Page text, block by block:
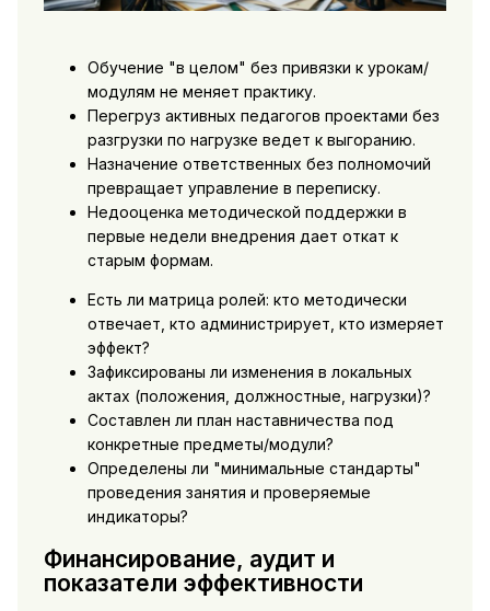
Обучение "в целом" без привязки к урокам/
модулям не меняет практику.
Перегруз активных педагогов проектами без
разгрузки по нагрузке ведет к выгоранию.
Назначение ответственных без полномочий
превращает управление в переписку.
Недооценка методической поддержки в
первые недели внедрения дает откат к
старым формам.
Есть ли матрица ролей: кто методически
отвечает, кто администрирует, кто измеряет
эффект?
Зафиксированы ли изменения в локальных
актах (положения, должностные, нагрузки)?
Составлен ли план наставничества под
конкретные предметы/модули?
Определены ли "минимальные стандарты"
проведения занятия и проверяемые
индикаторы?
Финансирование, аудит и
показатели эффективности